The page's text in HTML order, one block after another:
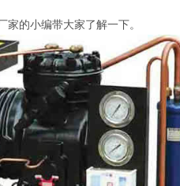
的小编带大家了解一下。